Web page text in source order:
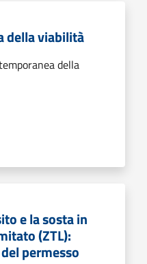
della viabilità
della
e la sosta in
(ZTL):
permesso